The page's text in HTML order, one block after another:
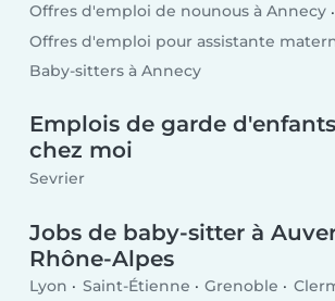
Offres d'emploi de nounous à Annecy
Offres d'emploi pour assistante
Baby-sitters à Annecy
Emplois de garde
chez moi
Sevrier
Jobs de baby-sitter à
Rhône-Alpes
Lyon Saint-Étienne Grenoble